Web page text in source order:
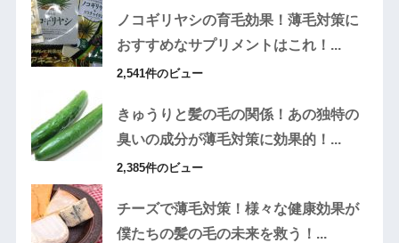
ノコギリヤシの育毛効果！薄毛対策に
おすすめなサプリメントはこれ！...
2,541件のビュー
きゅうりと髪の毛の関係！あの独特の
臭いの成分が薄毛対策に効果的！...
2,385件のビュー
チーズで薄毛対策！様々な健康効果が
僕たちの髪の毛の未来を救う！...